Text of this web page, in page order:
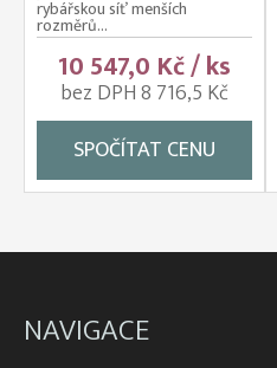
rybářskou síť menších
rozměrů...
10 547,0 Kč / ks
bez DPH 8 716,5 Kč
SPOČÍTAT CENU
NAVIGACE